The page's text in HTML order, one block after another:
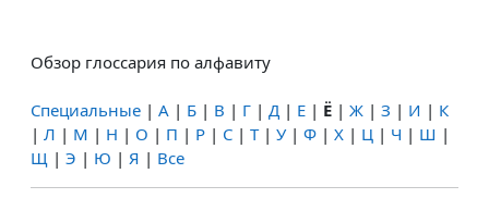
Обзор глоссария по алфавиту
Специальные | А | Б | В | Г | Д | Е | Ё | Ж | З | И | К
| Л | М | Н | О | П | Р | С | Т| У| Ф | Х | Ц | Ч | Ш |
Щ | Э | Ю | Я | Все